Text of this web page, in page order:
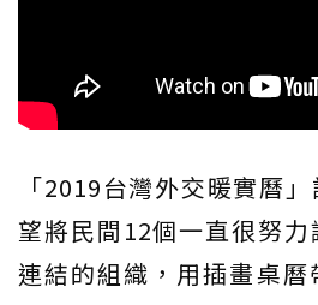
「2019台灣外交暖實曆
望將民間12個一直很努
連結的組織，用插畫桌